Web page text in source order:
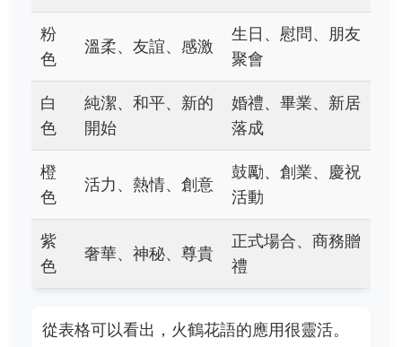
粉
色
溫柔、友誼、感激
生日、慰問、朋友
聚會
白
色
純潔、和平、新的
開始
婚禮、畢業、新居
落成
橙
色
活力、熱情、創意
鼓勵、創業、慶祝
活動
紫
色
奢華、神秘、尊貴
正式場合、商務贈
禮
從表格可以看出，火鶴花語的應用很靈活。